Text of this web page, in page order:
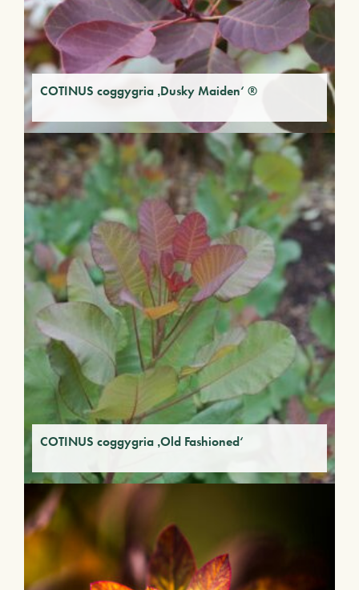
COTINUS coggygria ‚Dusky Maiden‘ ®
COTINUS coggygria ‚Old Fashioned‘